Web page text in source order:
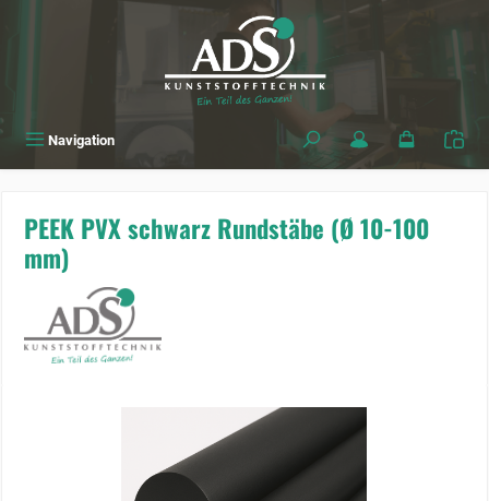
Navigation
PEEK PVX schwarz Rundstäbe (Ø 10-100
mm)